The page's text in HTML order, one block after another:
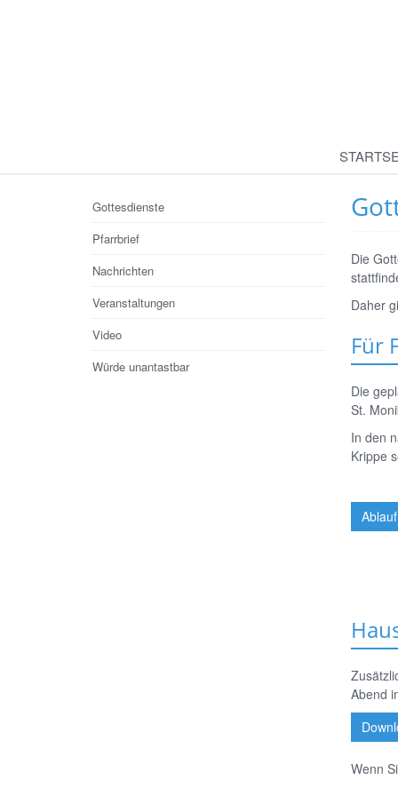
Die
Daher
Für
Die
St.
In den
Krippe
Abend
Wenn
Gottesdienste
Pfarrbrief
Nachrichten
Veranstaltungen
Video
Würde unantastbar